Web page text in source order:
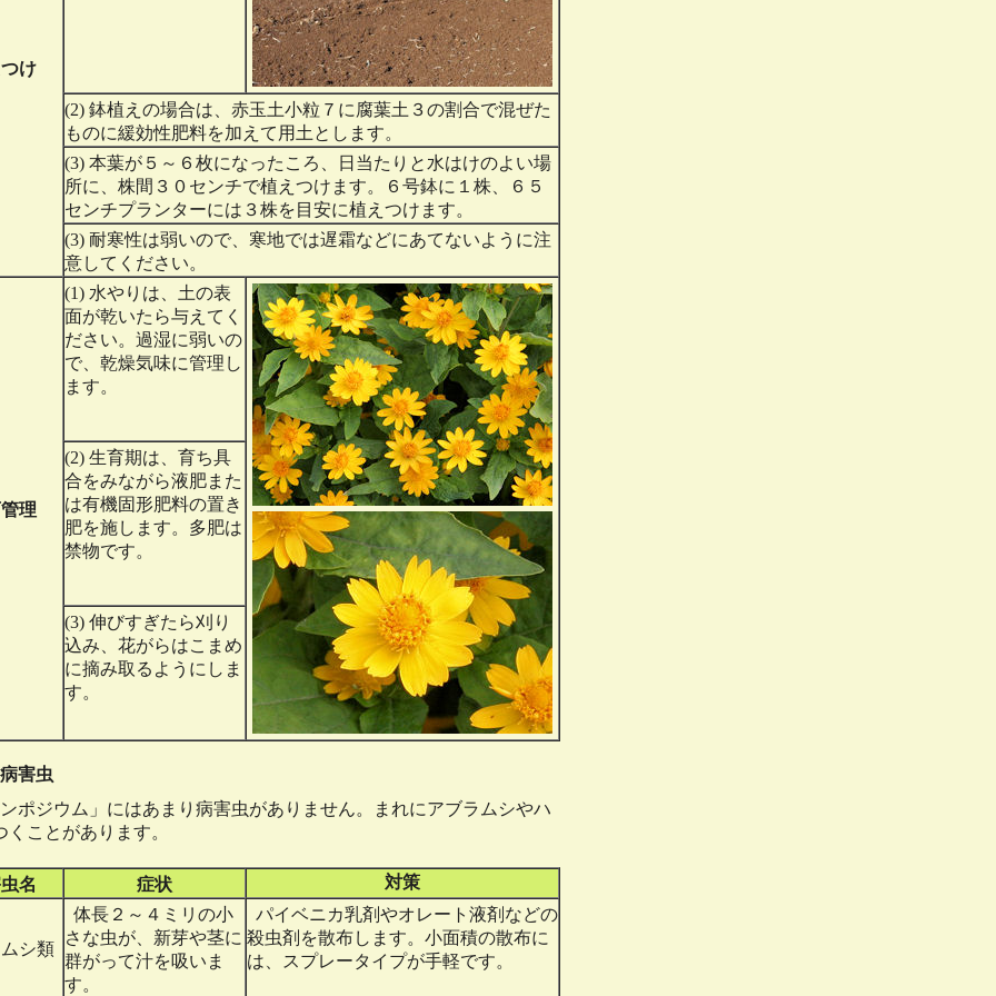
け
(2) 鉢植えの場合は、赤玉土小粒７に腐葉土３の割合で混ぜた
ものに緩効性肥料を加えて用土とします。
(3) 本葉が５～６枚になったころ、日当たりと水はけのよい場
所に、株間３０センチで植えつけます。６号鉢に１株、６５
センチプランターには３株を目安に植えつけます。
(3) 耐寒性は弱いので、寒地では遅霜などにあてないように注
意してください。
理
(1) 水やりは、土の表
面が乾いたら与えてく
ださい。過湿に弱いの
で、乾燥気味に管理し
ます。
(2) 生育期は、育ち具
合をみながら液肥また
は有機固形肥料の置き
肥を施します。多肥は
禁物です。
(3) 伸びすぎたら刈り
込み、花がらはこまめ
に摘み取るようにしま
す。
害虫
ポジウム」にはあまり病害虫がありません。まれにアブラムシやハ
くことがあります。
名 症状 対策
シ類
体長２～４ミリの小
さな虫が、新芽や茎に
群がって汁を吸いま
す。
パイベニカ乳剤やオレート液剤などの
殺虫剤を散布します。小面積の散布に
は、スプレータイプが手軽です。